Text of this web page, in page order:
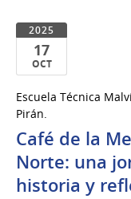
2025
17
OCT
de
Oct
del
2025
Escuela Técnica
Pirán.
Café de la
Norte: una
historia y